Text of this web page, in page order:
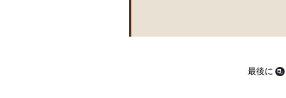
最後に